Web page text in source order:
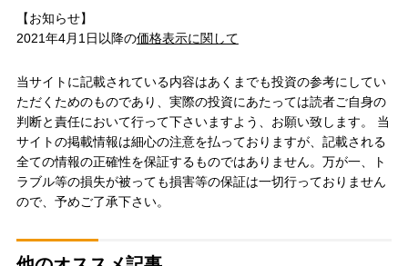
【お知らせ】
2021年4月1日以降の価格表示に関して
当サイトに記載されている内容はあくまでも投資の参考にしてい
ただくためのものであり、実際の投資にあたっては読者ご自身の
判断と責任において行って下さいますよう、お願い致します。 当
サイトの掲載情報は細心の注意を払っておりますが、記載される
全ての情報の正確性を保証するものではありません。万が一、ト
ラブル等の損失が被っても損害等の保証は一切行っておりません
ので、予めご了承下さい。